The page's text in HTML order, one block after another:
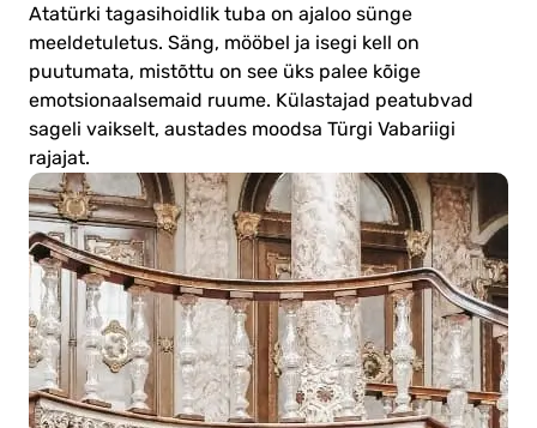
Atatürki tagasihoidlik tuba on ajaloo sünge
meeldetuletus. Säng, mööbel ja isegi kell on
puutumata, mistõttu on see üks palee kõige
emotsionaalsemaid ruume. Külastajad peatubvad
sageli vaikselt, austades moodsa Türgi Vabariigi
rajajat.